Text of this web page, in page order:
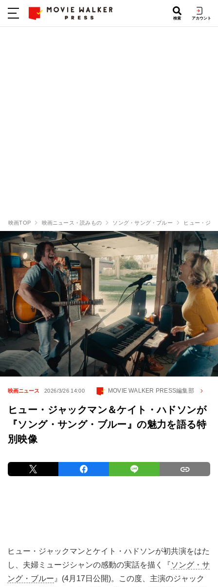
検索 アカウント
映画TOP 映画ニュース・読みもの ソング・サング・ブルー ヒュー・ジ
映画ニュース 2026/3/26 14:00 MOVIE WALKER PRESS編集部
ヒュー・ジャックマン＆ケイト・ハドソンが
『ソング・サング・ブルー』の魅力を語る特
別映像
ヒュー・ジャックマンとケイト・ハドソンが初共演をはた
し、夫婦ミュージシャンの感動の実話を描く『ソング・サ
ング・ブルー 』(4月17日公開)。この度、主演のジャック